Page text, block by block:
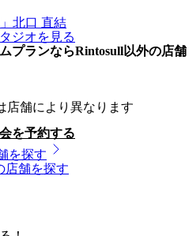
」 北口 直結
ジオを見る
プランならRintosull以外の店舗
舗により異なります
を予約する
を探す
店舗を探す